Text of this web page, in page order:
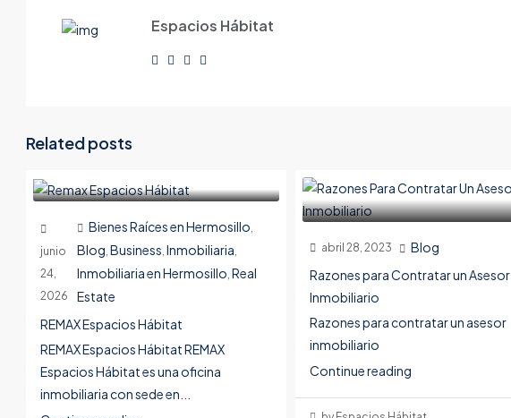
Espacios Hábitat
Related posts
junio
24,
2026
Bienes Raíces en Hermosillo
Blog ,Business ,Inmobiliaria
Inmobiliaria en Hermosillo ,Real
Estate
REMAX Espacios Hábitat
REMAX Espacios Hábitat REMAX
Espacios Hábitat es una oficina
inmobiliaria con sede en...
abril 28, 2023
Blog
Razones para Contratar un Asesor
Inmobiliario
Razones para contratar un asesor
inmobiliario
Continue reading